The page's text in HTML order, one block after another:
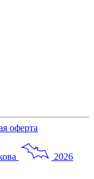
оферта
2026